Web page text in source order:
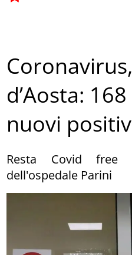
d’Aosta:
nuovi
Resta Covid free
dell'ospedale Parini